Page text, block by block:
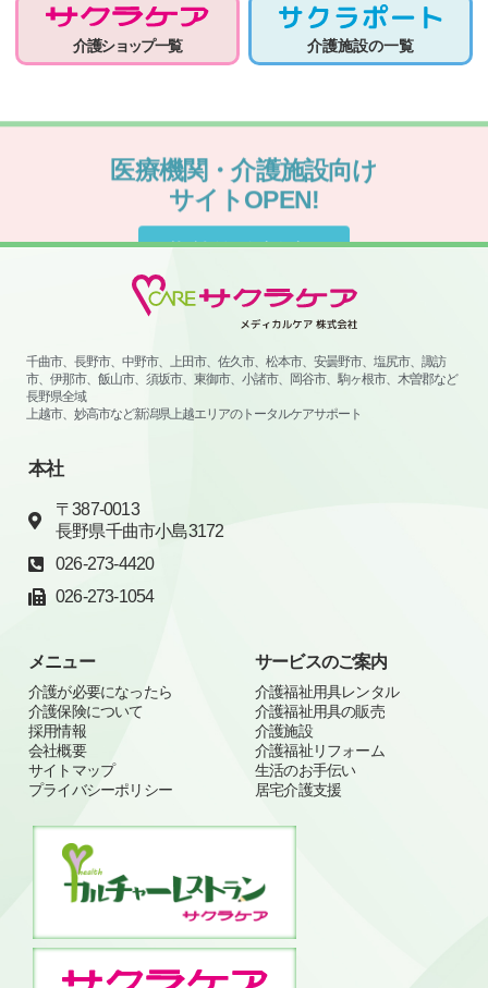
介護ショップ一覧 介護施設の一覧
医療機関・介護施設向け
サイトOPEN!
サイトはこちらから
千曲市、長野市、中野市、上田市、佐久市、松本市、安曇野市、塩尻市、諏訪
市、伊那市、飯山市、須坂市、東御市、小諸市、岡谷市、駒ヶ根市、木曽郡など
長野県全域
上越市、妙高市など新潟県上越エリアのトータルケアサポート
本社
〒387-0013
長野県千曲市小島3172
026-273-4420
026-273-1054
メニュー
介護が必要になったら
介護保険について
採用情報
会社概要
サイトマップ
プライバシーポリシー
サービスのご案内
介護福祉用具レンタル
介護福祉用具の販売
介護施設
介護福祉リフォーム
生活のお手伝い
居宅介護支援